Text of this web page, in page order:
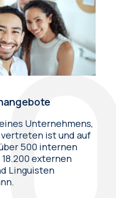
Unternehmens,
vertreten ist und auf
500 internen
externen
Linguisten